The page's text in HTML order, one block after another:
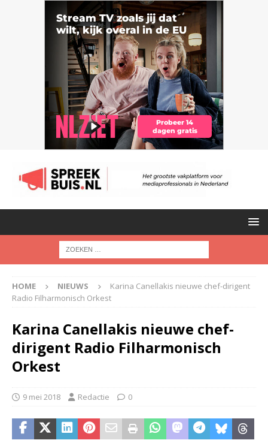
HOME NIEUWS
Karina Canellakis nieuwe chef-dirigent
Radio Filharmonisch Orkest
Karina Canellakis nieuwe chef-
dirigent Radio Filharmonisch
Orkest
9 mei 2018 Redactie 0